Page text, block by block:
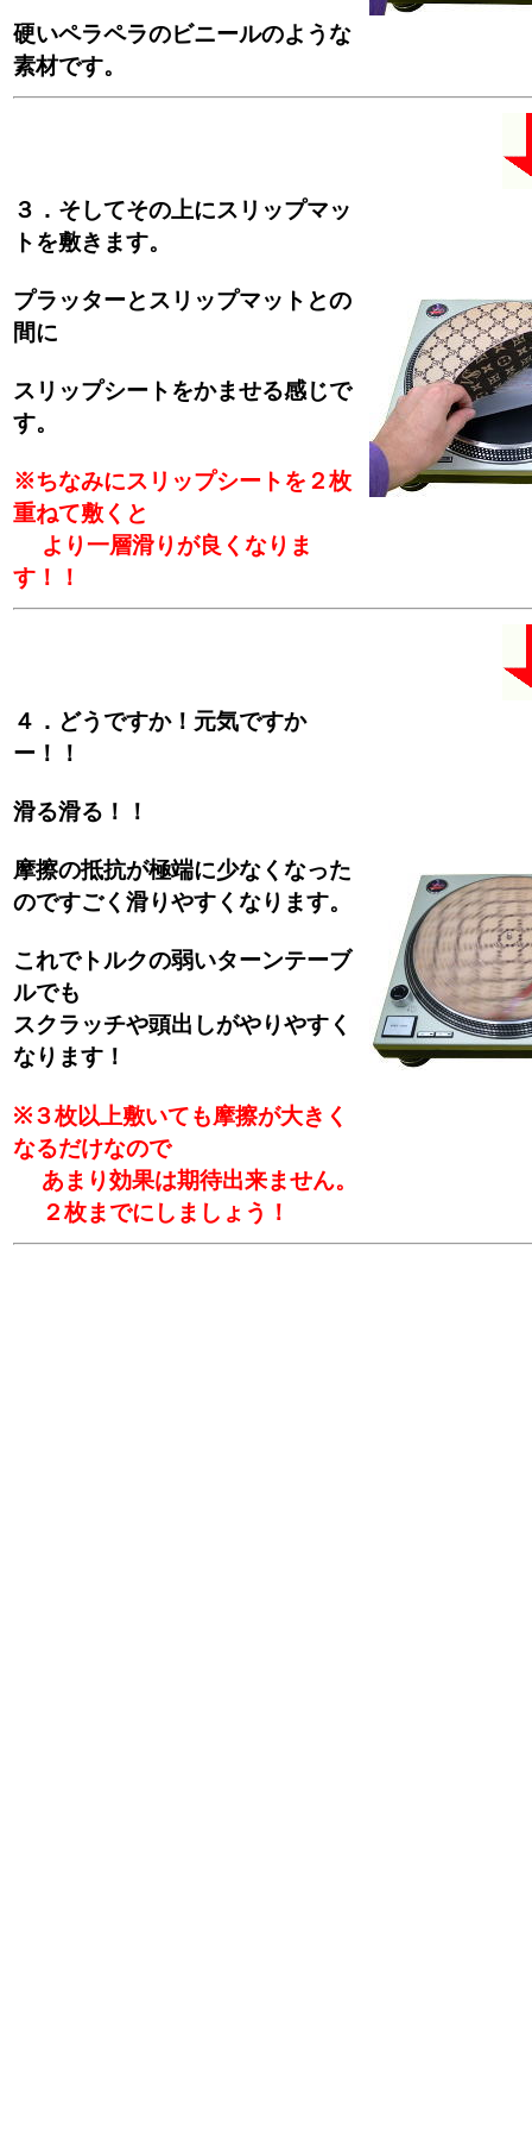
硬いペラペラのビニールのような
素材です。
３．そしてその上にスリップマッ
トを敷きます。
プラッターとスリップマットとの
間に
スリップシートをかませる感じで
す。
※ちなみにスリップシートを２枚
重ねて敷くと
より一層滑りが良くなりま
す！！
４．どうですか！元気ですか
ー！！
滑る滑る！！
摩擦の抵抗が極端に少なくなった
のですごく滑りやすくなります。
これでトルクの弱いターンテーブ
ルでも
スクラッチや頭出しがやりやすく
なります！
※３枚以上敷いても摩擦が大きく
なるだけなので
あまり効果は期待出来ません。
２枚までにしましょう！